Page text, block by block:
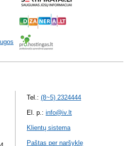
Tel.: (8~5) 2324444
El. p.: info@iv.lt
Klientų sistema
Paštas per naršyklę